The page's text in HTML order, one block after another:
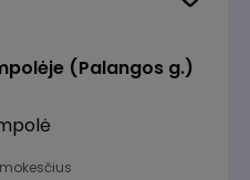
(Palangos g.)
mokesčius